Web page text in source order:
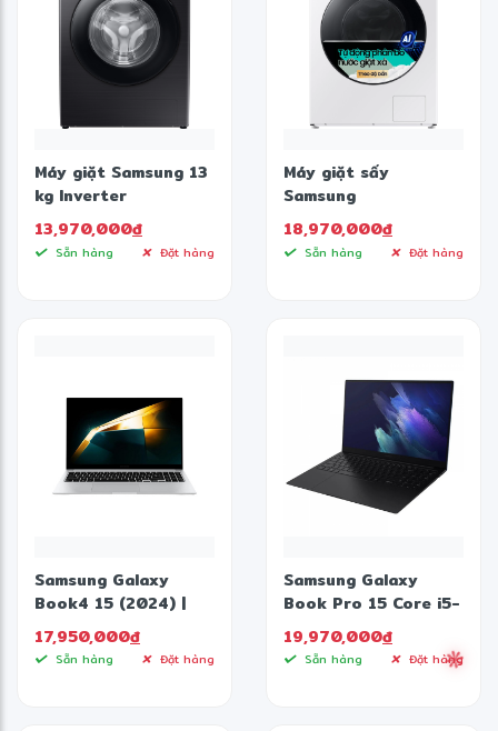
Máy giặt Samsung 13
kg Inverter
WW13T504DAB
13,970,000đ
Sẵn hàng Đặt hàng
Máy giặt sấy
Samsung
WD12BB944DGHSV
12/8kg
18,970,000đ
Sẵn hàng Đặt hàng
Samsung Galaxy
Book4 15 (2024) |
Core 7-150U 16GB
512GB 15.6'' FHD
(New)
17,950,000đ
Sẵn hàng Đặt hàng
Samsung Galaxy
Book Pro 15 Core i5-
1135G7 Ram 8GB SSD
512GB Iris Xe
19,970,000đ
Sẵn hàng Đặt hàng